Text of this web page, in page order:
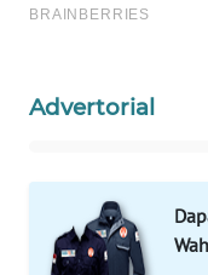
Advertorial
WAHANANEWS
WAHANA
SPORT
WAHANA
UMKM